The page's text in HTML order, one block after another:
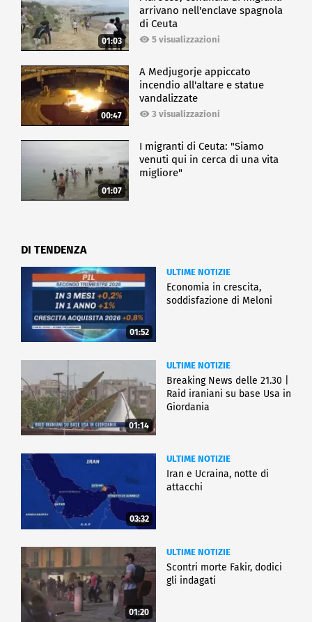
01:03
arrivano nell'enclave spagnola
di Ceuta
5 visualizzazioni
00:47
A Medjugorje appiccato
incendio all'altare e statue
vandalizzate
3 visualizzazioni
01:07
I migranti di Ceuta: "Siamo
venuti qui in cerca di una vita
migliore"
DI TENDENZA
01:52
ULTIME NOTIZIE
Economia in crescita,
soddisfazione di Meloni
01:14
ULTIME NOTIZIE
Breaking News delle 21.30 |
Raid iraniani su base Usa in
Giordania
03:32
ULTIME NOTIZIE
Iran e Ucraina, notte di
attacchi
01:20
ULTIME NOTIZIE
Scontri morte Fakir, dodici
gli indagati